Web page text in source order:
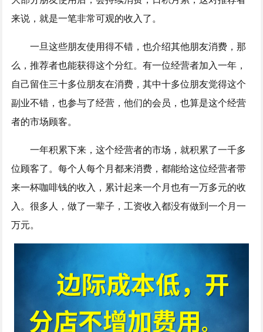
来说，就是一笔非常可观的收入了。
一旦这些朋友使用得不错，也介绍其他朋友消费，那
么，推荐者也能获得这个分红。有一位经营者加入一年，
自己留住三十多位朋友在消费，其中十多位朋友觉得这个
副业不错，也参与了经营，他们的会员，也算是这个经营
者的市场顾客。
一年积累下来，这个经营者的市场，就积累了一千多
位顾客了。每个人每个月都来消费，都能给这位经营者带
来一杯咖啡钱的收入，累计起来一个月也有一万多元的收
入。很多人，做了一辈子，工资收入都没有做到一个月一
万元。